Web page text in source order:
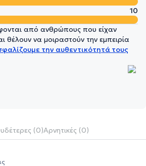
10
από ανθρώπους που είχαν
θέλουν να μοιραστούν την εμπειρία
την αυθεντικότητά τους
(0)Αρνητικές (0)